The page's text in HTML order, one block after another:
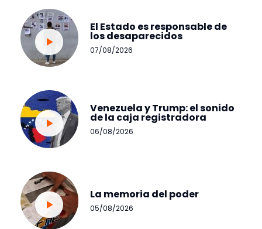
El Estado es responsable de
los desaparecidos
07/08/2026
Venezuela y Trump: el sonido
de la caja registradora
06/08/2026
La memoria del poder
05/08/2026